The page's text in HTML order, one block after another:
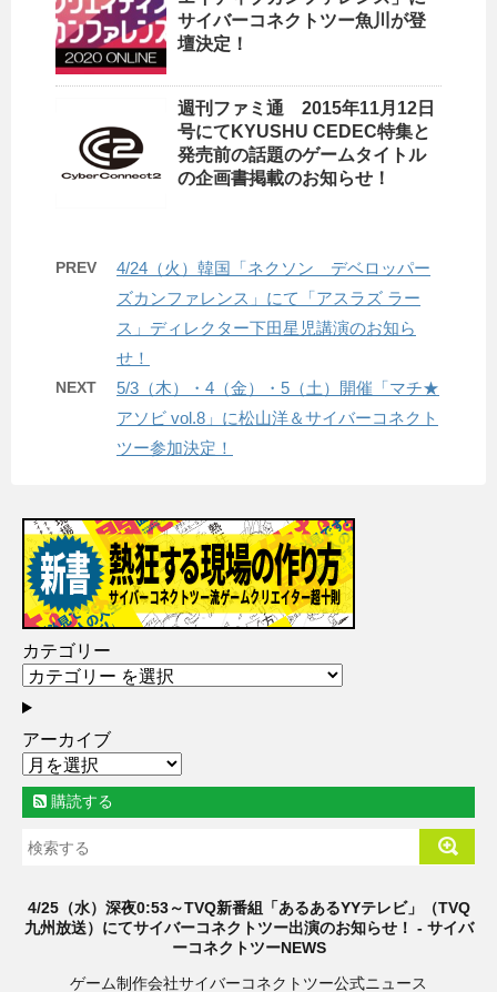
サイバーコネクトツー魚川が登
壇決定！
週刊ファミ通 2015年11月12日
号にてKYUSHU CEDEC特集と
発売前の話題のゲームタイトル
の企画書掲載のお知らせ！
PREV
4/24（火）韓国「ネクソン デベロッパー
ズカンファレンス」にて「アスラズ ラー
ス」ディレクター下田星児講演のお知ら
せ！
NEXT
5/3（木）・4（金）・5（土）開催「マチ★
アソビ vol.8」に松山洋＆サイバーコネクト
ツー参加決定！
カテゴリー
アーカイブ
購読する
4/25（水）深夜0:53～TVQ新番組「あるあるYYテレビ」（TVQ
九州放送）にてサイバーコネクトツー出演のお知らせ！ - サイバ
ーコネクトツーNEWS
ゲーム制作会社サイバーコネクトツー公式ニュース